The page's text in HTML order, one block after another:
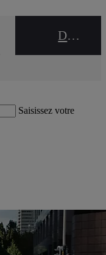
DEALER NAME
Saisissez votre